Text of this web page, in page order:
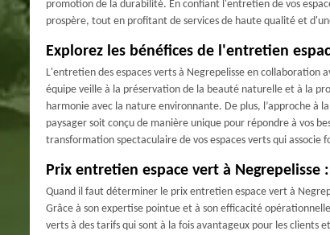
promotion de la durabilité. En confiant l'entretien de vos
prospère, tout en profitant de services de haute qualité et
Explorez les bénéfices de l'entretien
L'entretien des espaces verts à Negrepelisse en collaboration
équipe veille à la préservation de la beauté naturelle et à la
harmonie avec la nature environnante. De plus, l’approche à
paysager soit conçu de manière unique pour répondre à vos
transformation spectaculaire de vos espaces verts qui
Prix entretien espace vert à Negrepelisse
Quand il faut déterminer le prix entretien espace vert à
Grâce à son expertise pointue et à son efficacité
verts à des tarifs qui sont à la fois avantageux pour les clients